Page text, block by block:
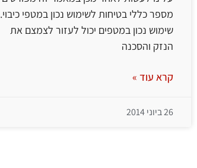
מספר כללי בטיחות לשימוש נכון במטפי כיבוי.
שימוש נכון במטפים יכול לעזור לצמצם את
הנזק והסכנה
קרא עוד »
26 ביוני 2014